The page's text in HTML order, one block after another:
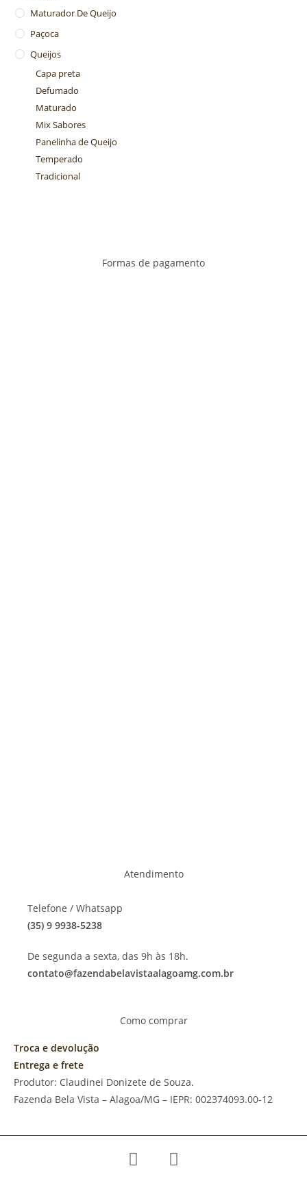
Maturador De Queijo
Paçoca
Queijos
Capa preta
Defumado
Maturado
Mix Sabores
Panelinha de Queijo
Temperado
Tradicional
Formas de pagamento
Atendimento
Telefone / Whatsapp
(35) 9 9938-5238
De segunda a sexta, das 9h às 18h.
contato@fazendabelavistaalagoamg.com.br
Como comprar
Troca e devolução
Entrega e frete
Produtor: Claudinei Donizete de Souza.
Fazenda Bela Vista – Alagoa/MG – IEPR: 002374093.00-12